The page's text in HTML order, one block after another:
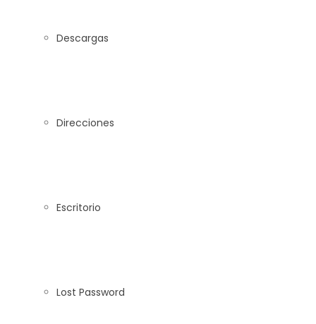
Descargas
Direcciones
Escritorio
Lost Password